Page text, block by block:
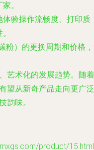
。
体验操作流畅度、打印质
粉）的更换周期和价格
艺术化的发展趋势。随着
望从新奇产品走向更广泛
韵味。
product/15.html